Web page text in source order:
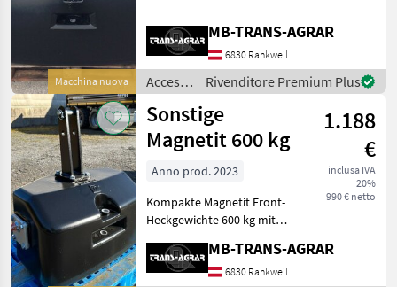
Macchina nuova
eingelassene
Zugvorrichtung - Zugkraft
bis zu 10t zulässig,
kompakte Bauweise, Magne
MB-TRANS-AGRAR
6830 Rankweil
Accessori
per
trattore
/
Sonstige
Rivenditore Premium Plus
Sonstige
Magnetit 600 kg
1.188
€
inclusa IVA
20%
990 € netto
Anno prod. 2023
Kompakte Magnetit Front-
Heckgewichte 600 kg mit
spezielle Betonmischung
mit extra hoher Dichte -
MB-TRANS-AGRAR
6830 Rankweil